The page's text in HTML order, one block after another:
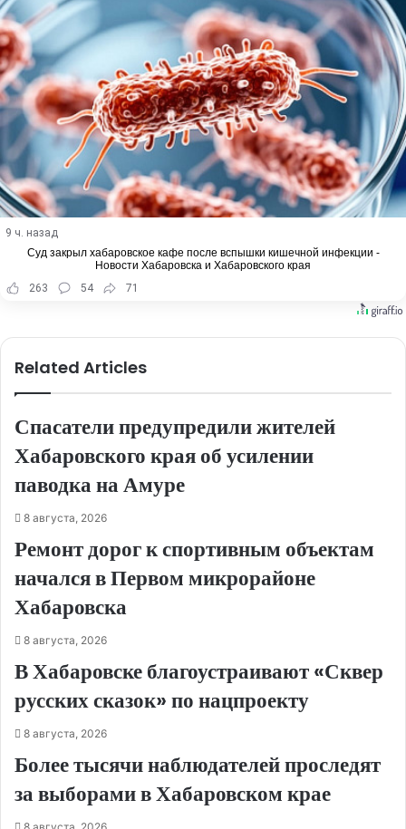
9 ч. назад
Суд закрыл хабаровское кафе после вспышки кишечной инфекции -
Новости Хабаровска и Хабаровского края
263
54 71
Related Articles
Спасатели предупредили жителей
Хабаровского края об усилении
паводка на Амуре
8 августа, 2026
Ремонт дорог к спортивным объектам
начался в Первом микрорайоне
Хабаровска
8 августа, 2026
В Хабаровске благоустраивают «Сквер
русских сказок» по нацпроекту
8 августа, 2026
Более тысячи наблюдателей проследят
за выборами в Хабаровском крае